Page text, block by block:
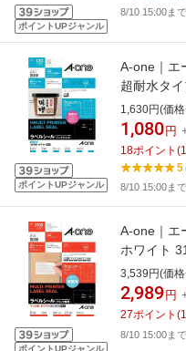
ポイントUPジャンル
8/10 15:00ま
ポイントUPジャンル
A-one｜エ
超耐水タ
ート /12面
1,630円(価
1,080 円
18ポイント (1
5
8/10 15:00ま
ポイントUPジャンル
A-one｜エ
ホワイト
3,539円(価
2,989 円
27ポイント (1
8/10 15:00ま